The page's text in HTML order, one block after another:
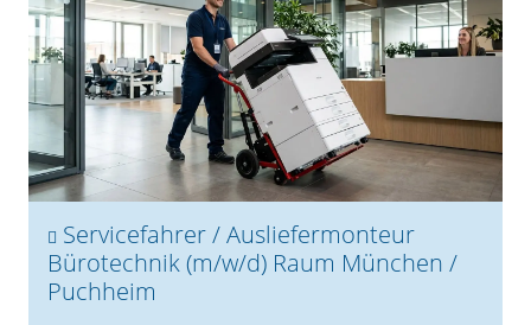
Servicefahrer / Ausliefermonteur
Bürotechnik (m/w/d) Raum München /
Puchheim